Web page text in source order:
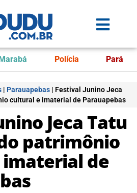
Polícia Pará
| Parauapebas | Festival Junino Jeca
cultural e imaterial de Parauapebas
Jeca Tatu
patrimônio
de